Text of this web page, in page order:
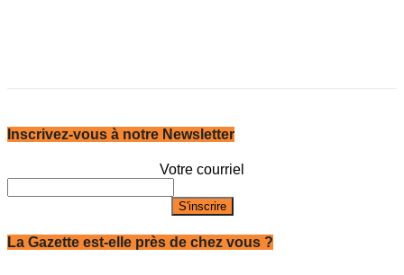
Inscrivez-vous à notre Newsletter
Votre courriel
La Gazette est-elle près de chez vous ?